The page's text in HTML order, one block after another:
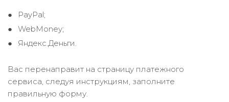
PayPal;
WebMoney;
Яндекс.Деньги.
Вас перенаправит на страницу платежного
сервиса, следуя инструкциям, заполните
правильную форму.